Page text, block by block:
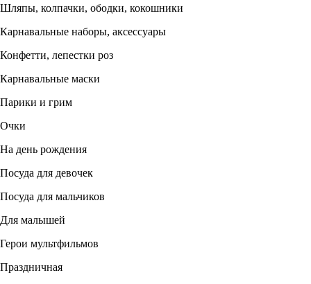
Шляпы, колпачки, ободки, кокошники
Карнавальные наборы, аксессуары
Конфетти, лепестки роз
Карнавальные маски
Парики и грим
Очки
На день рождения
Посуда для девочек
Посуда для мальчиков
Для малышей
Герои мультфильмов
Праздничная